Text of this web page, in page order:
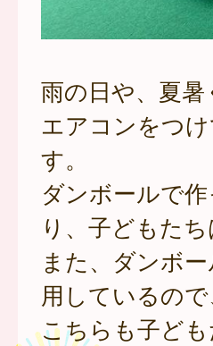
雨の日や、夏
エアコンをつ
す。
ダンボールで
り、子どもた
また、ダンボ
用しているの
こちらも子ど